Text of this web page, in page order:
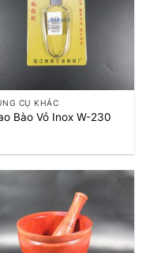
CỤ KHÁC
Bào Vỏ Inox W-230